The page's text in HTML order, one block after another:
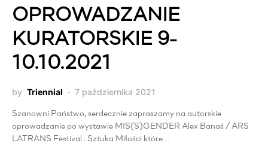
OPROWADZANIE
KURATORSKIE 9-
10.10.2021
by Triennial 7 października 2021
Szanowni Państwo, serdecznie zapraszamy na autorskie
oprowadzanie po wystawie MIS(S)GENDER Alex Banaś / ARS
LATRANS Festival : Sztuka Miłości które…